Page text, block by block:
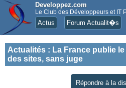
Developpez.com
Le Club des Développeurs et IT
Actus Forum Actualit�s
Actualités : La France publie
des sites, sans juge
Répondre à la